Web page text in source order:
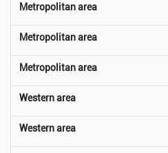
Metropolitan area
Metropolitan area
Metropolitan area
Western area
Western area